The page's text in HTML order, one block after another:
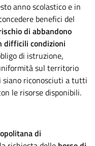
anno scolastico e in
benefici del
di abbandono
difficili condizioni
di istruzione,
sul territorio
siano riconosciuti a tutti
le risorse disponibili.
di